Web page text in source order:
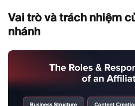
Vai trò và trách nhiệm
nhánh